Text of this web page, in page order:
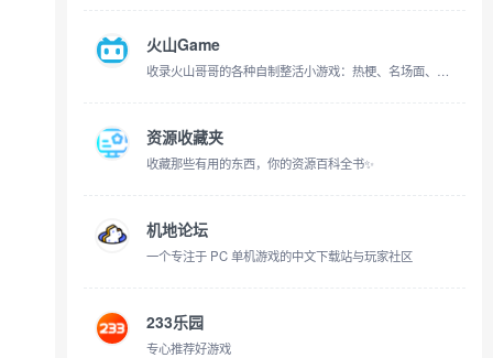
火山Game
收录火山哥哥的各种自制整活小游戏：热梗、名场面、奇怪脑洞，统统做成游戏，搞里头！
资源收藏夹
收藏那些有用的东西，你的资源百科全书✨
机地论坛
一个专注于 PC 单机游戏的中文下载站与玩家社区
233乐园
专心推荐好游戏